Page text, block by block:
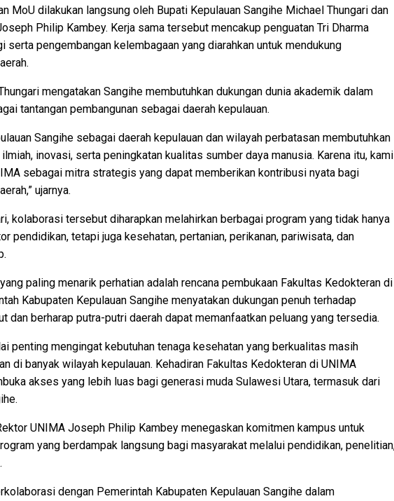
MoU dilakukan langsung oleh Bupati Kepulauan Sangihe Michael Thungari dan
Philip Kambey. Kerja sama tersebut mencakup penguatan Tri Dharma
serta pengembangan kelembagaan yang diarahkan untuk mendukung
mengatakan Sangihe membutuhkan dukungan dunia akademik dalam
tantangan pembangunan sebagai daerah kepulauan.
Sangihe sebagai daerah kepulauan dan wilayah perbatasan membutuhkan
ilmiah, inovasi, serta peningkatan kualitas sumber daya manusia. Karena itu, kami
sebagai mitra strategis yang dapat memberikan kontribusi nyata bagi
ujarnya.
kolaborasi tersebut diharapkan melahirkan berbagai program yang tidak hanya
pendidikan, tetapi juga kesehatan, pertanian, perikanan, pariwisata, dan
paling menarik perhatian adalah rencana pembukaan Fakultas Kedokteran di
Kabupaten Kepulauan Sangihe menyatakan dukungan penuh terhadap
dan berharap putra-putri daerah dapat memanfaatkan peluang yang tersedia.
penting mengingat kebutuhan tenaga kesehatan yang berkualitas masih
di banyak wilayah kepulauan. Kehadiran Fakultas Kedokteran di UNIMA
akses yang lebih luas bagi generasi muda Sulawesi Utara, termasuk dari
UNIMA Joseph Philip Kambey menegaskan komitmen kampus untuk
yang berdampak langsung bagi masyarakat melalui pendidikan,
dengan Pemerintah Kabupaten Kepulauan Sangihe dalam